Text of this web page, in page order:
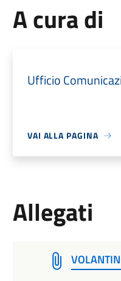
A cura di
Ufficio
VAI ALLA PAGINA
Allegati